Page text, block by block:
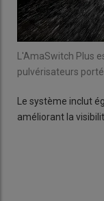
L'AmaSwitch Plus
pulvérisateurs
Le système inclut
améliorant la